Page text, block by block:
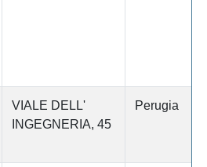
VIALE DELL'
INGEGNERIA, 45
Perugia